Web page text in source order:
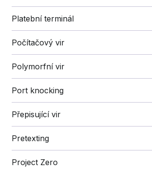
Platební terminál
Počítačový vir
Polymorfní vir
Port knocking
Přepisující vir
Pretexting
Project Zero